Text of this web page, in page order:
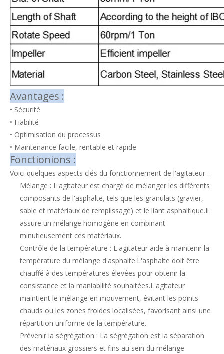
Avantages :
• Sécurité
• Fiabilité
• Optimisation du processus
• Maintenance facile, rentable et rapide
Fonctionions :
Voici quelques aspects clés du fonctionnement de l'agitateur :
Mélange : L'agitateur est chargé de mélanger les différents
composants de l'asphalte, tels que les granulats (gravier,
sable et matériaux de remplissage) et le liant asphaltique.Il
assure un mélange homogène en combinant
minutieusement ces matériaux.
Contrôle de la température : L'agitateur aide à maintenir la
température du mélange d'asphalte.L'asphalte doit être
chauffé à des températures élevées pour obtenir la
consistance et la maniabilité souhaitées.L'agitateur
maintient le mélange en mouvement, évitant les points
chauds ou les zones froides localisées, favorisant ainsi une
répartition uniforme de la température.
Prévenir la ségrégation : La ségrégation est la séparation
des matériaux grossiers et fins au sein du mélange